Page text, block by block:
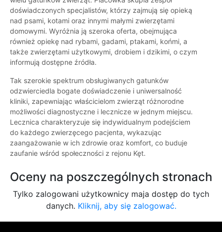
doświadczonych specjalistów, którzy zajmują się opieką
nad psami, kotami oraz innymi małymi zwierzętami
domowymi. Wyróżnia ją szeroka oferta, obejmująca
również opiekę nad rybami, gadami, ptakami, końmi, a
także zwierzętami użytkowymi, drobiem i dzikimi, o czym
informują dostępne źródła.
Tak szerokie spektrum obsługiwanych gatunków
odzwierciedla bogate doświadczenie i uniwersalność
kliniki, zapewniając właścicielom zwierząt różnorodne
możliwości diagnostyczne i lecznicze w jednym miejscu.
Lecznica charakteryzuje się indywidualnym podejściem
do każdego zwierzęcego pacjenta, wykazując
zaangażowanie w ich zdrowie oraz komfort, co buduje
zaufanie wśród społeczności z rejonu Kęt.
Oceny na poszczególnych stronach
Tylko zalogowani użytkownicy maja dostęp do tych
danych. Kliknij, aby się zalogować.